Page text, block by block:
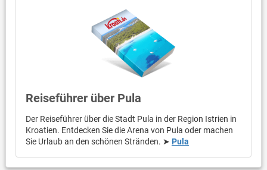
Reiseführer über Pula
Der Reiseführer über die Stadt Pula in der Region Istrien in
Kroatien. Entdecken Sie die Arena von Pula oder machen
Sie Urlaub an den schönen Stränden. ➤ Pula